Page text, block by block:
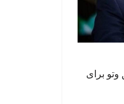
برای